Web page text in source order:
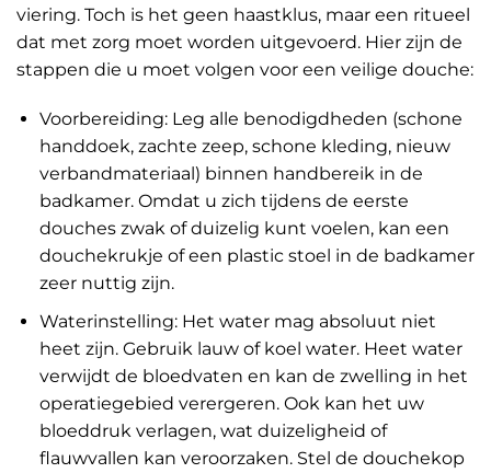
viering. Toch is het geen haastklus, maar een ritueel
dat met zorg moet worden uitgevoerd. Hier zijn de
stappen die u moet volgen voor een veilige douche:
Voorbereiding: Leg alle benodigdheden (schone
handdoek, zachte zeep, schone kleding, nieuw
verbandmateriaal) binnen handbereik in de
badkamer. Omdat u zich tijdens de eerste
douches zwak of duizelig kunt voelen, kan een
douchekrukje of een plastic stoel in de badkamer
zeer nuttig zijn.
Waterinstelling: Het water mag absoluut niet
heet zijn. Gebruik lauw of koel water. Heet water
verwijdt de bloedvaten en kan de zwelling in het
operatiegebied verergeren. Ook kan het uw
bloeddruk verlagen, wat duizeligheid of
flauwvallen kan veroorzaken. Stel de douchekop